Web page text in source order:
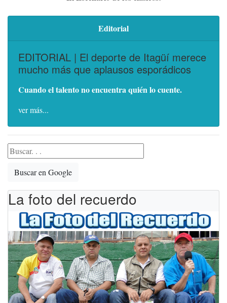
Editorial
EDITORIAL | El deporte de Itagüí merece
mucho más que aplausos esporádicos
Cuando el talento no encuentra quién lo cuente.
ver más...
Buscar en Google
La foto del recuerdo